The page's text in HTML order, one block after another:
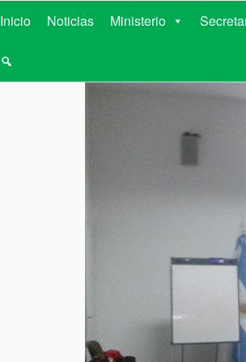
MINISTERIO
Inicio Noticias Ministerio